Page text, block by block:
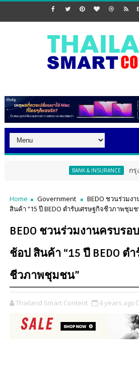
BANK & INSURANCE กรุงไทย-แอกซ่า
Home Government
BEDO ชวนร่วมง
สินค้า “15 ปี BEDO ตำรับเศรษฐกิจชีวภาพชุม
BEDO ชวนร่วมงานครบรอ
ช้อป สินค้า “15 ปี BEDO ต
ชีวภาพชุมชน”
Thailand Smart Content 4 years ago